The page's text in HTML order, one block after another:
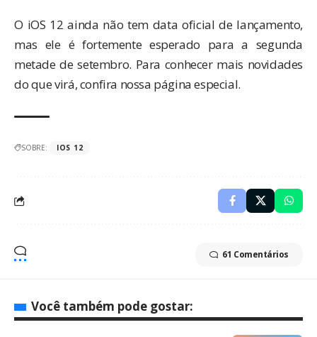
O iOS 12 ainda não tem data oficial de lançamento,
mas ele é fortemente esperado para a segunda
metade de setembro. Para conhecer mais novidades
do que virá, confira nossa página especial.
SOBRE: IOS 12
61 Comentários
Você também pode gostar: